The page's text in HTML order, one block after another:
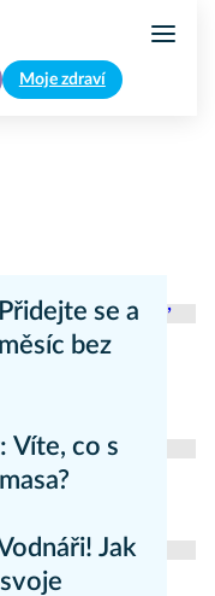
Moje zdraví
se a
bez
Víte, co s
Jak